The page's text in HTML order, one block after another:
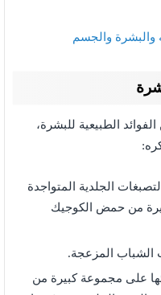
والبشرة والجسم
الطبيعية للبشرة،
الجلدية المتواجدة
من حمض الكوجيك
الشباب المزعجة.
على مجموعة كبيرة من